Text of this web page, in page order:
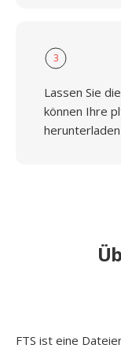
3
Lassen Sie
können Ihre
herunterladen
FTS ist eine